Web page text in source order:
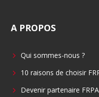
e
o
o
k
d
i
A PROPOS
Qui sommes-nous ?
10 raisons de choisir
Devenir partenaire FRPA